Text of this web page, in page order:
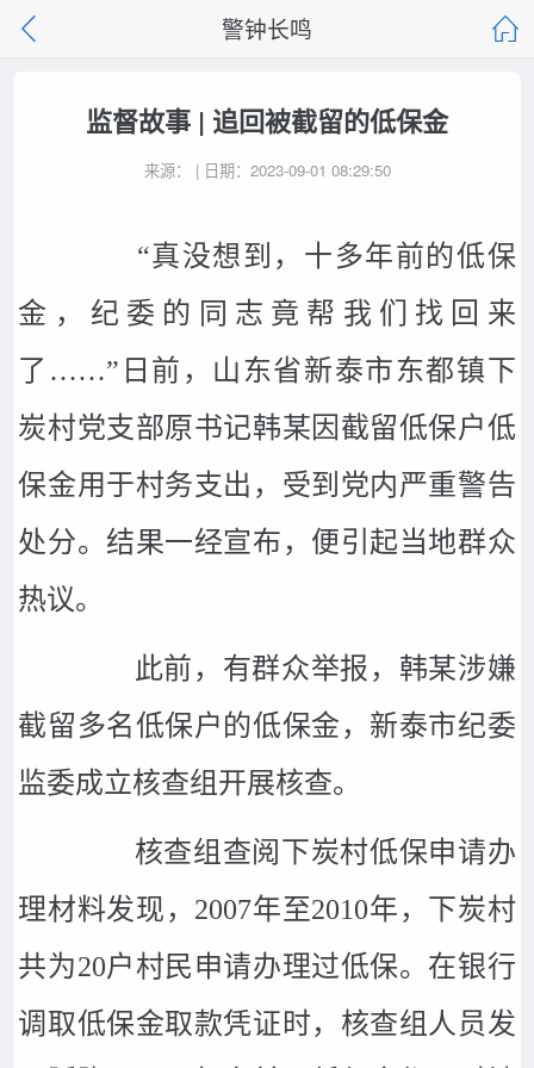
警钟长鸣
监督故事 | 追回被截留的低保金
来源： | 日期：2023-09-01 08:29:50
“真没想到，十多年前的低保
金，纪委的同志竟帮我们找回来
了……”日前，山东省新泰市东都镇下
炭村党支部原书记韩某因截留低保户低
保金用于村务支出，受到党内严重警告
处分。结果一经宣布，便引起当地群众
热议。
此前，有群众举报，韩某涉嫌
截留多名低保户的低保金，新泰市纪委
监委成立核查组开展核查。
核查组查阅下炭村低保申请办
理材料发现，2007年至2010年，下炭村
共为20户村民申请办理过低保。在银行
调取低保金取款凭证时，核查组人员发